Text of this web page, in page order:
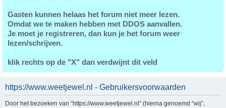
Gasten kunnen helaas het forum niet meer lezen.
Omdat we te maken hebben met DDOS aanvallen.
Je moet je registreren, dan kun je het forum weer
lezen/schrijven.
klik rechts op de "X" dan verdwijnt dit veld
https://www.weetjewel.nl - Gebruikersvoorwaarden
Door het bezoeken van “https://www.weetjewel.nl” (hierna genoemd “wij”,